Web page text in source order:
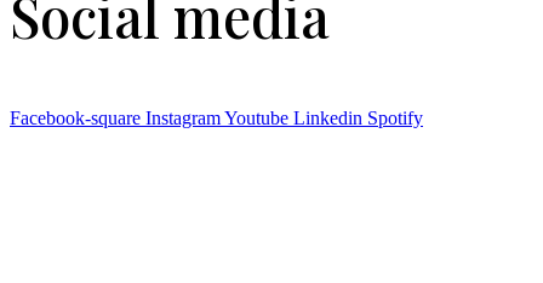
Social media
Facebook-square InstagramYoutube Linkedin Spotify